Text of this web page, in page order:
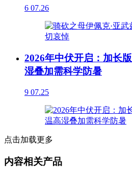
6 07.26
2026年中伏开启：加长
湿叠加需科学防暑
9 07.25
点击加载更多
内容相关产品